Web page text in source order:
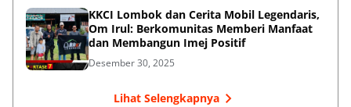
KKCI Lombok dan Cerita Mobil Legendaris,
Om Irul: Berkomunitas Memberi Manfaat
dan Membangun Imej Positif
Desember 30, 2025
Lihat Selengkapnya